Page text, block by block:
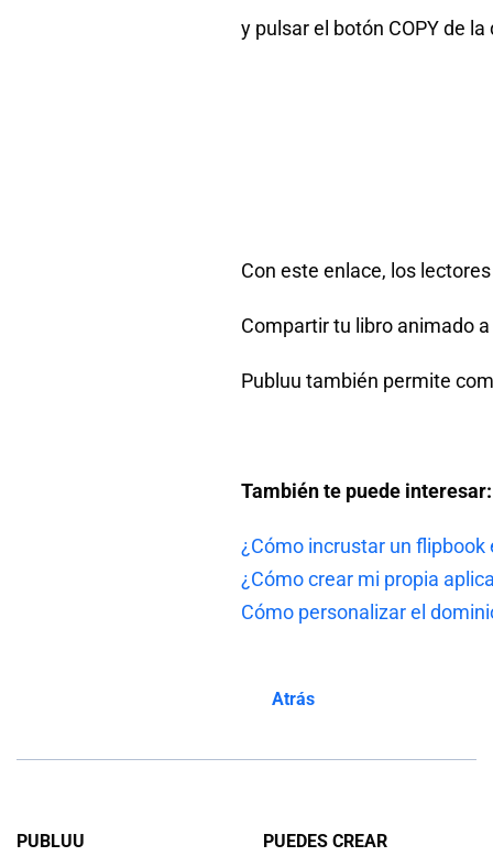
y pulsar el botón COPY de
Con este enlace, los
Compartir tu libro animado
Publuu también permite
También te puede interesar:
¿Cómo incrustar un flipbook
¿Cómo crear mi propia
Cómo personalizar el
Atrás
PUBLUU
PUEDES CREAR